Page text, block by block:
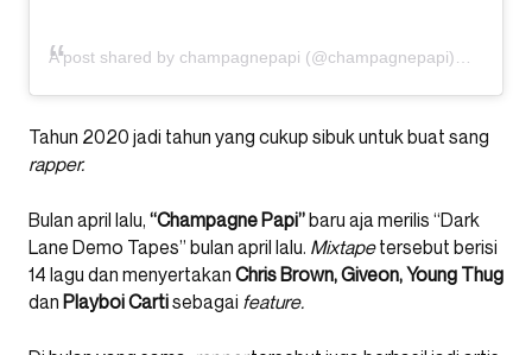
A post shared by champagnepapi (@champagnepapi)
Tahun 2020 jadi tahun yang cukup sibuk untuk buat sang
rapper.
Bulan april lalu, “Champagne Papi”baru aja merilis “Dark
Lane Demo Tapes” bulan april lalu. Mixtapetersebut berisi
14 lagu dan menyertakan Chris Brown, Giveon, Young Thug
dan Playboi Cartisebagai feature.